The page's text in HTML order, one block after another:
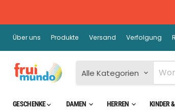
Über uns Produkte Versand Verfolgung
Alle Kategorien
GESCHENKE DAMEN HERREN KINDER